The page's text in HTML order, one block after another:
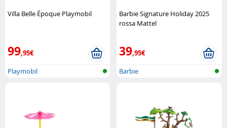
Villa Belle Époque Playmobil
99,95€
Playmobil
Barbie Signature Holiday 2025
rossa Mattel
39,95€
Barbie